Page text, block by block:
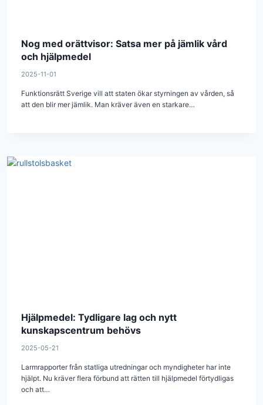
Nog med orättvisor: Satsa mer på jämlik vård
och hjälpmedel
2025-11-01
Funktionsrätt Sverige vill att staten ökar styrningen av vården, så
att den blir mer jämlik. Man kräver även en starkare…
Hjälpmedel: Tydligare lag och nytt
kunskapscentrum behövs
2025-05-21
Larmrapporter från statliga utredningar och myndigheter har inte
hjälpt. Nu kräver flera förbund att rätten till hjälpmedel förtydligas
och att…